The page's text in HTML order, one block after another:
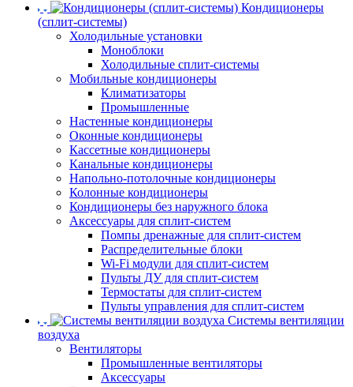
Кондиционеры
(сплит-системы)
Холодильные установки
Моноблоки
Холодильные сплит-системы
Мобильные кондиционеры
Климатизаторы
Промышленные
Настенные кондиционеры
Оконные кондиционеры
Кассетные кондиционеры
Канальные кондиционеры
Напольно-потолочные кондиционеры
Колонные кондиционеры
Кондиционеры без наружного блока
Аксессуары для сплит-систем
Помпы дренажные для сплит-систем
Распределительные блоки
Wi-Fi модули для сплит-систем
Пульты ДУ для сплит-систем
Термостаты для сплит-систем
Пульты управления для сплит-систем
Системы вентиляции
воздуха
Вентиляторы
Промышленные вентиляторы
Аксессуары